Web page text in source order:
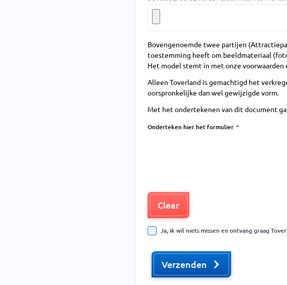
Bovengenoemde twee partijen
toestemming heeft om beeldmateriaal
Het model stemt in met onze
Alleen Toverland is gemachtigd het
oorspronkelijke dan wel gewijzigde vorm.
Met het ondertekenen van dit document
Onderteken hier het formulier
Clear
Ja, ik wil niets missen en ontvang graag
Verzenden